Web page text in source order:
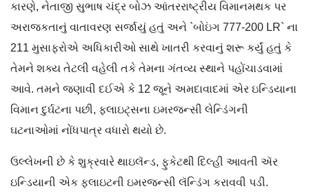
કારણે, નેતાજી સુભાષ ચંદ્ર બોઝ આંતરરાષ્ટ્રીય વિમાનમથક પર
અરાજકતાનું વાતાવરણ સર્જાયું હતું અને `બોઇંગ 777-200 LR` ના
211 મુસાફરોએ અધિકારીઓ સાથે ખાતરી કરવાનું શરૂ કર્યું હતું કે
તેમને શક્ય તેટલી વહેલી તકે તેમના ગંતવ્ય સ્થાને પહોંચાડવામાં
આવે. તમને જણાવી દઈએ કે 12 જૂને અમદાવાદમાં એર ઇન્ડિયાના
વિમાન દુર્ઘટના પછી, ફ્લાઇટ્સના ઇમરજન્સી લેન્ડિંગની
ઘટનાઓમાં નોંધપાત્ર વધારો થયો છે.
ઉલ્લેખની છે કે શુક્રવારે થાઇલૅન્ડ, ફુકેટથી દિલ્હી આવતી ઍર
ઇન્ડિયાની એક ફ્લાઇટની ઇમરજન્સી લૅન્ડિંગ કરાવવી પડી.